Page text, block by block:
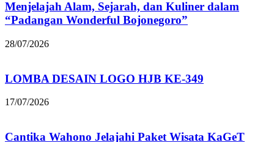
Menjelajah Alam, Sejarah, dan Kuliner dalam
“Padangan Wonderful Bojonegoro”
28/07/2026
LOMBA DESAIN LOGO HJB KE-349
17/07/2026
Cantika Wahono Jelajahi Paket Wisata KaGeT